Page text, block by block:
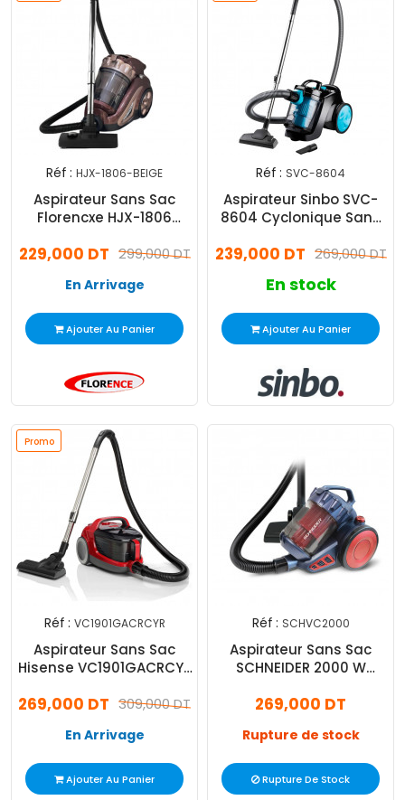
Réf : HJX-1806-BEIGE
Aspirateur Sans Sac
Florencxe HJX-1806
299,000 DT
229,000 DT
En Arrivage
Ajouter Au Panier
Réf : SVC-8604
Aspirateur Sinbo SVC-
8604 Cyclonique Sans
269,000 DT
239,000 DT
En stock
Ajouter Au Panier
Promo
Réf : VC1901GACRCYR
Aspirateur Sans Sac
Hisense VC1901GACRCYR
309,000 DT
269,000 DT
En Arrivage
Ajouter Au Panier
Réf : SCHVC2000
Aspirateur Sans Sac
SCHNEIDER 2000 W
269,000 DT
Rupture de stock
Rupture De Stock